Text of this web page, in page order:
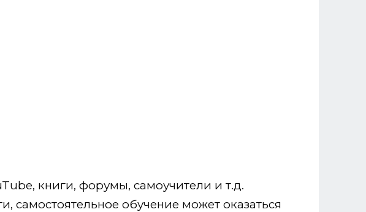
книги, форумы, самоучители и т.д.
самостоятельное обучение может оказаться